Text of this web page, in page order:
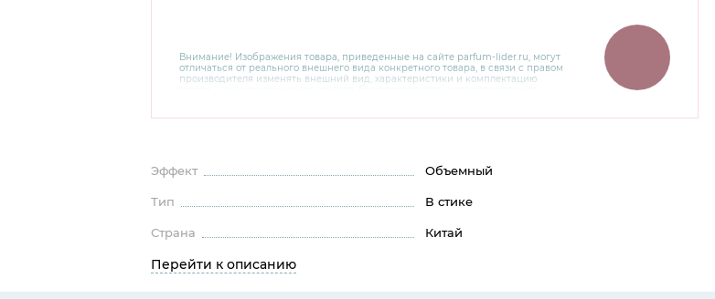
Внимание! Изображения товара, приведенные на сайте parfum-lider.ru, могут
отличаться от реального внешнего вида конкретного товара, в связи с правом
производителя изменять внешний вид, характеристики и комплектацию
консультантов по номеру 8 800 200 78 80.
Эффект Объемный
Тип В стике
Страна Китай
Перейти к описанию